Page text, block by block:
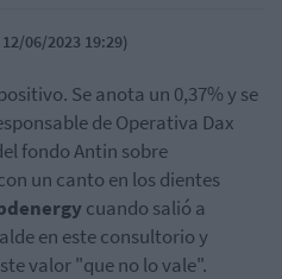
06/2023 19:29)
Se anota un 0,37% y se
de Operativa Dax
fondo Antin sobre
un canto en los dientes
cuando salió a
en este consultorio y
valor "que no lo vale".